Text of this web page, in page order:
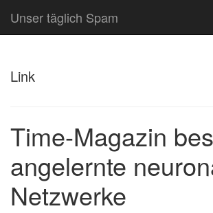
Unser täglich Spam
Link
Time-Magazin
angelernte
Netzwerke